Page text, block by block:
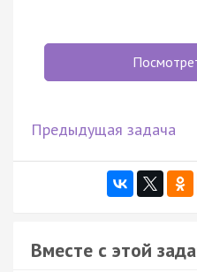
Предыдущая задача
Вместе с этой